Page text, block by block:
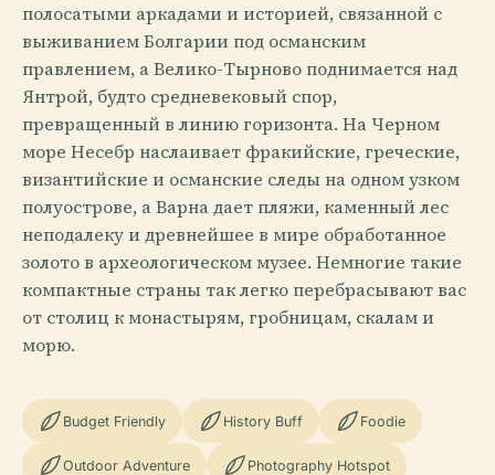
полосатыми аркадами и историей, связанной с
выживанием Болгарии под османским
правлением, а Велико-Тырново поднимается над
Янтрой, будто средневековый спор,
превращенный в линию горизонта. На Черном
море Несебр наслаивает фракийские, греческие,
византийские и османские следы на одном узком
полуострове, а Варна дает пляжи, каменный лес
неподалеку и древнейшее в мире обработанное
золото в археологическом музее. Немногие такие
компактные страны так легко перебрасывают вас
от столиц к монастырям, гробницам, скалам и
морю.
Budget Friendly History Buff Foodie
Outdoor Adventure Photography Hotspot